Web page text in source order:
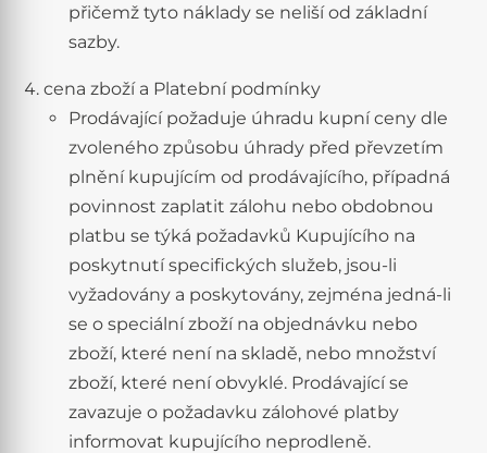
přičemž tyto náklady se neliší od základní
sazby.
cena zboží a Platební podmínky
Prodávající požaduje úhradu kupní ceny dle
zvoleného způsobu úhrady před převzetím
plnění kupujícím od prodávajícího, případná
povinnost zaplatit zálohu nebo obdobnou
platbu se týká požadavků Kupujícího na
poskytnutí specifických služeb, jsou-li
vyžadovány a poskytovány, zejména jedná-li
se o speciální zboží na objednávku nebo
zboží, které není na skladě, nebo množství
zboží, které není obvyklé. Prodávající se
zavazuje o požadavku zálohové platby
informovat kupujícího neprodleně.